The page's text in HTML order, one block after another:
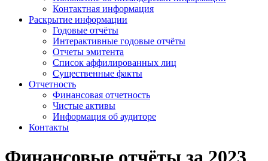
Контактная информация
Раскрытие информации
Годовые отчёты
Интерактивные годовые отчёты
Отчеты эмитента
Список аффилированных лиц
Существенные факты
Отчетность
Финансовая отчетность
Чистые активы
Информация об аудиторе
Контакты
Финансовые отчёты за 2023